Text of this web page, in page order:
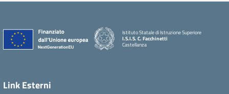
Istituto Statale di Istruzione Superiore
I.S.I.S. C. Facchinetti
Castellanza
Link Esterni